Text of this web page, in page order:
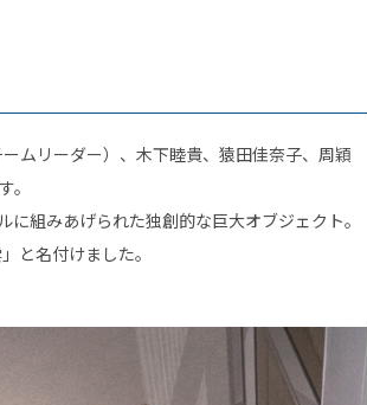
ムリーダー）、木下睦貴、猿田佳奈子、周穎
。
組みあげられた独創的な巨大オブジェクト。
と名付けました。